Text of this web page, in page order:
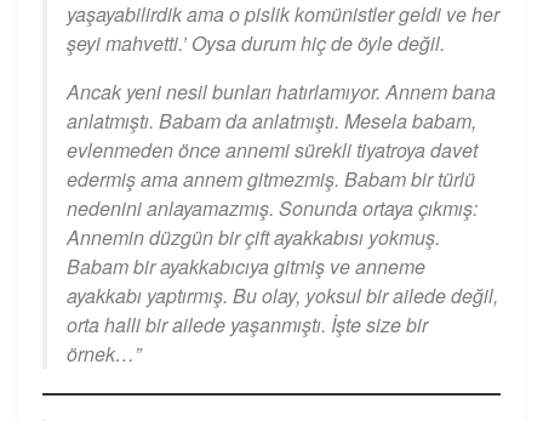
yaşayabilirdik ama o pislik komünistler geldi ve her
şeyi mahvetti.’ Oysa durum hiç de öyle değil.
Ancak yeni nesil bunları hatırlamıyor. Annem bana
anlatmıştı. Babam da anlatmıştı. Mesela babam,
evlenmeden önce annemi sürekli tiyatroya davet
edermiş ama annem gitmezmiş. Babam bir türlü
nedenini anlayamazmış. Sonunda ortaya çıkmış:
Annemin düzgün bir çift ayakkabısı yokmuş.
Babam bir ayakkabıcıya gitmiş ve anneme
ayakkabı yaptırmış. Bu olay, yoksul bir ailede değil,
orta halli bir ailede yaşanmıştı. İşte size bir
örnek…”